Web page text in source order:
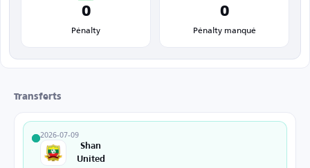
0
Pénalty
0
Pénalty manqué
Transferts
2026-07-09
Shan
United